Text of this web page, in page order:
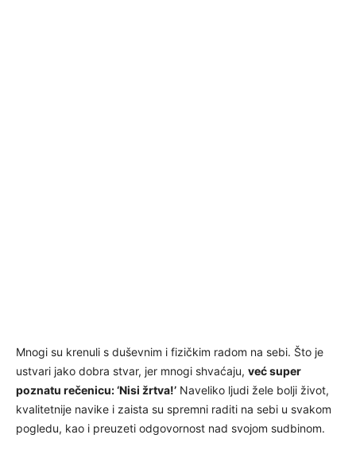
Mnogi su krenuli s duševnim i fizičkim radom na sebi. Što je
ustvari jako dobra stvar, jer mnogi shvaćaju, već super
poznatu rečenicu: ‘Nisi žrtva!’ Naveliko ljudi žele bolji život,
kvalitetnije navike i zaista su spremni raditi na sebi u svakom
pogledu, kao i preuzeti odgovornost nad svojom sudbinom.